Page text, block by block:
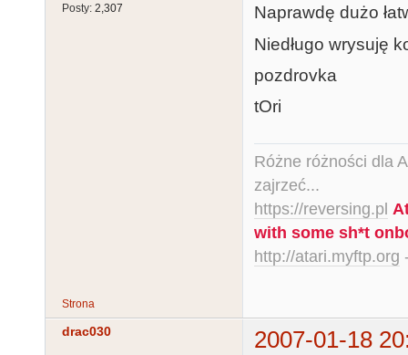
Posty: 2,307
Naprawdę dużo
Niedługo wrysuję
pozdrovka
tOri
Różne różności dla
zajrzeć...
https://reversing.pl
with some sh*t
http://atari.myftp.org
Strona
drac030 2007-01-18